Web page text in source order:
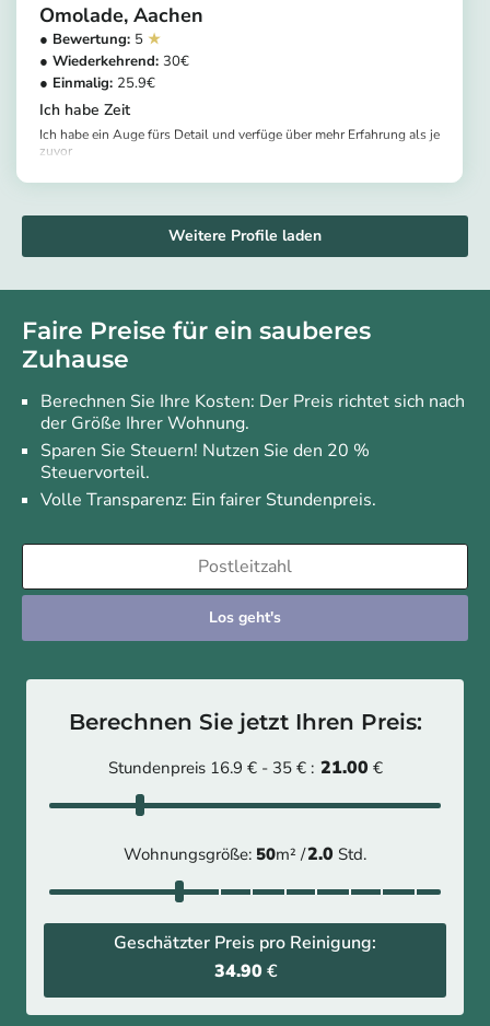
Omolade Aachen
5
30
25.9
Ich habe Zeit
Ich habe ein Auge fürs Detail und verfüge über mehr Erfahrung als je
zuvor
Weitere Profile laden
Faire Preise für ein sauberes
Zuhause
Berechnen Sie Ihre Kosten: Der Preis richtet sich nach
der Größe Ihrer Wohnung.
Sparen Sie Steuern! Nutzen Sie den 20 %
Steuervorteil.
Volle Transparenz: Ein fairer Stundenpreis.
Los geht's
Berechnen Sie jetzt Ihren Preis:
Stundenpreis 16.9 € - 35 € : 21.00 €
Wohnungsgröße: 50m² /2.0 Std.
Geschätzter Preis pro Reinigung:
34.90 €